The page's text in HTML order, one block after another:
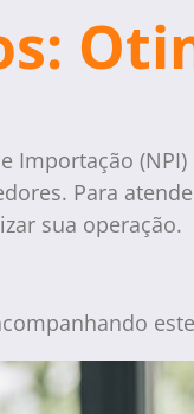
Para
sua operação.